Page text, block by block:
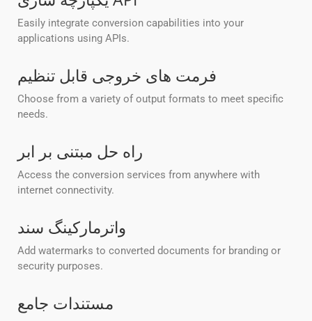
Easily integrate conversion capabilities into your
applications using APIs.
فرمت های خروجی قابل تنظیم
Choose from a variety of output formats to meet specific
needs.
راه حل مبتنی بر ابر
Access the conversion services from anywhere with
internet connectivity.
واترمارکینگ سند
Add watermarks to converted documents for branding or
security purposes.
مستندات جامع